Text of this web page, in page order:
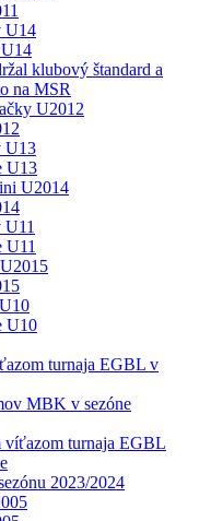
U14
klubový štandard a
na MSR
U2012
U13
U13
U2014
U11
U11
U10
turnaja EGBL v
MBK v sezóne
víťazom turnaja EGBL
2023/2024